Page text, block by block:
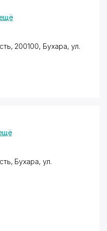
200100, Бухара, ул.
Бухара,ул.